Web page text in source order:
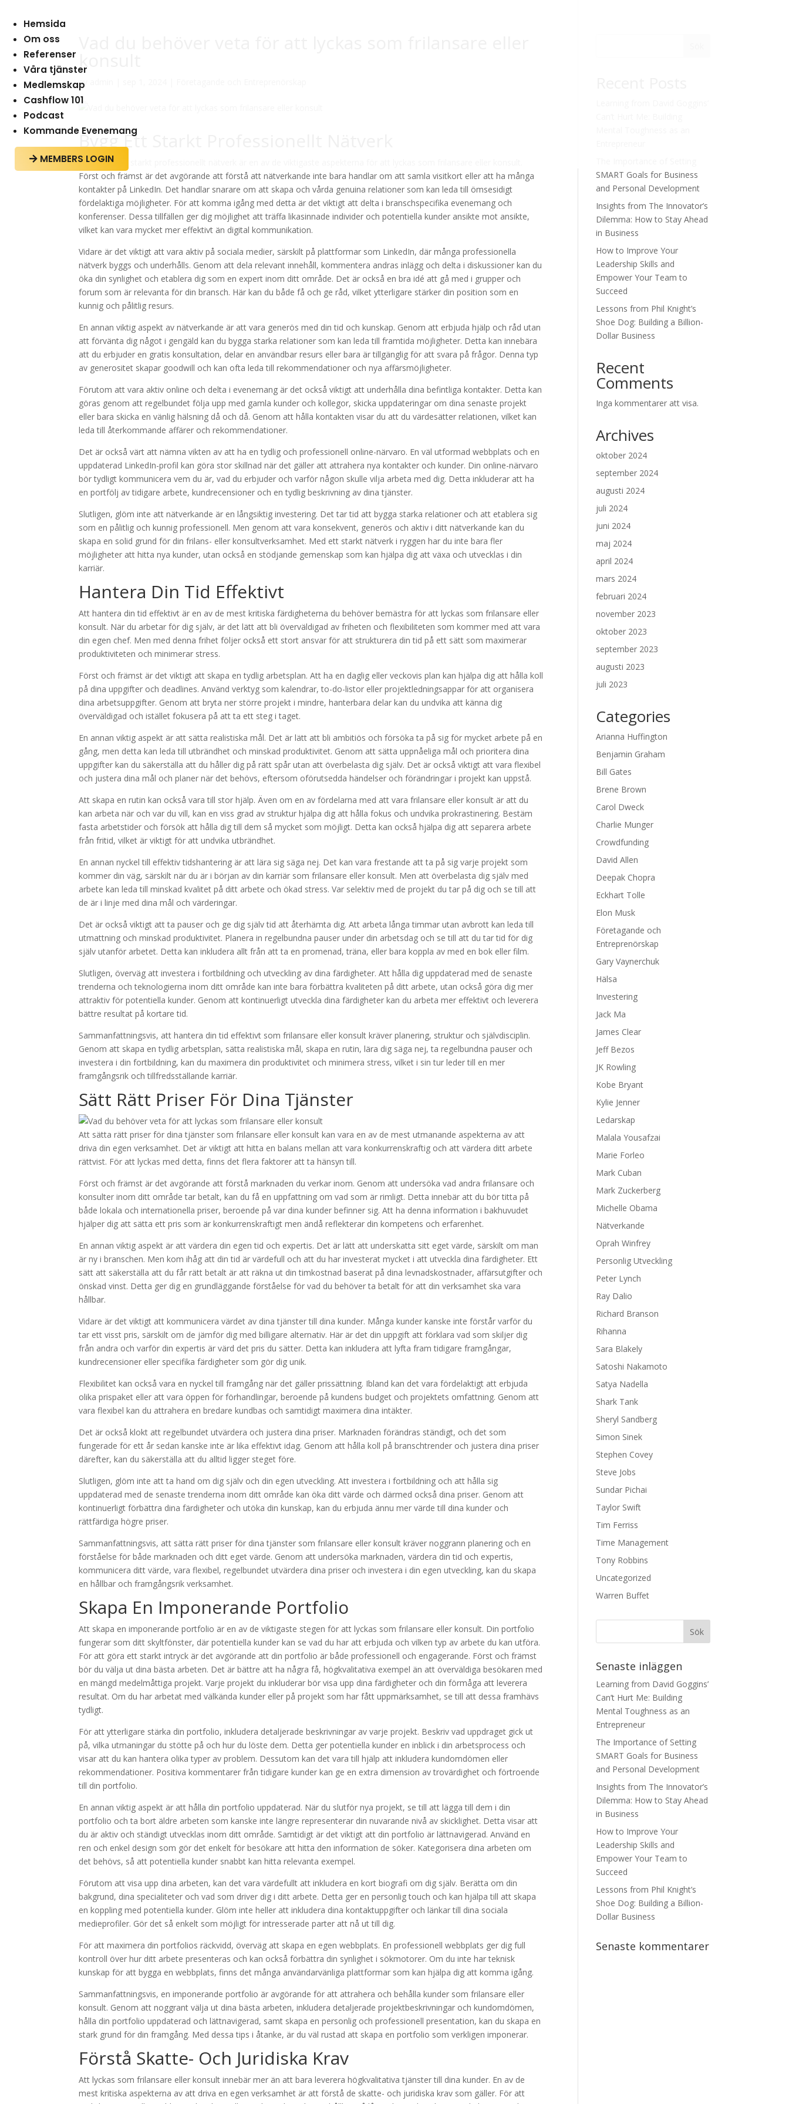
Hemsida
Om oss
Referenser
Våra tjänster
Medlemskap
Cashflow 101
Podcast
Kommande Evenemang
 MEMBERS LOGIN
av
Bygg Ett Starkt Professionellt Nätverk
Att bygga ett starkt professionellt nätverk är en av de viktigaste aspekterna för att lyckas som frilansare eller konsult.
Först och främst är det avgörande att förstå att nätverkande inte bara handlar om att samla visitkort eller att ha många
kontakter på LinkedIn. Det handlar snarare om att skapa och vårda genuina relationer som kan leda till ömsesidigt
fördelaktiga möjligheter. För att komma igång med detta är det viktigt att delta i branschspecifika evenemang och
konferenser. Dessa tillfällen ger dig möjlighet att träffa likasinnade individer och potentiella kunder ansikte mot ansikte,
vilket kan vara mycket mer effektivt än digital kommunikation.
Vidare är det viktigt att vara aktiv på sociala medier, särskilt på plattformar som LinkedIn, där många professionella
nätverk byggs och underhålls. Genom att dela relevant innehåll, kommentera andras inlägg och delta i diskussioner kan du
öka din synlighet och etablera dig som en expert inom ditt område. Det är också en bra idé att gå med i grupper och
forum som är relevanta för din bransch. Här kan du både få och ge råd, vilket ytterligare stärker din position som en
kunnig och pålitlig resurs.
En annan viktig aspekt av nätverkande är att vara generös med din tid och kunskap. Genom att erbjuda hjälp och råd utan
att förvänta dig något i gengäld kan du bygga starka relationer som kan leda till framtida möjligheter. Detta kan innebära
att du erbjuder en gratis konsultation, delar en användbar resurs eller bara är tillgänglig för att svara på frågor. Denna typ
av generositet skapar goodwill och kan ofta leda till rekommendationer och nya affärsmöjligheter.
Förutom att vara aktiv online och delta i evenemang är det också viktigt att underhålla dina befintliga kontakter. Detta kan
göras genom att regelbundet följa upp med gamla kunder och kollegor, skicka uppdateringar om dina senaste projekt
eller bara skicka en vänlig hälsning då och då. Genom att hålla kontakten visar du att du värdesätter relationen, vilket kan
leda till återkommande affärer och rekommendationer.
Det är också värt att nämna vikten av att ha en tydlig och professionell online-närvaro. En väl utformad webbplats och en
uppdaterad LinkedIn-profil kan göra stor skillnad när det gäller att attrahera nya kontakter och kunder. Din online-närvaro
bör tydligt kommunicera vem du är, vad du erbjuder och varför någon skulle vilja arbeta med dig. Detta inkluderar att ha
en portfölj av tidigare arbete, kundrecensioner och en tydlig beskrivning av dina tjänster.
Slutligen, glöm inte att nätverkande är en långsiktig investering. Det tar tid att bygga starka relationer och att etablera sig
som en pålitlig och kunnig professionell. Men genom att vara konsekvent, generös och aktiv i ditt nätverkande kan du
skapa en solid grund för din frilans- eller konsultverksamhet. Med ett starkt nätverk i ryggen har du inte bara fler
möjligheter att hitta nya kunder, utan också en stödjande gemenskap som kan hjälpa dig att växa och utvecklas i din
karriär.
Hantera Din Tid Effektivt
Att hantera din tid effektivt är en av de mest kritiska färdigheterna du behöver bemästra för att lyckas som frilansare eller
konsult. När du arbetar för dig själv, är det lätt att bli överväldigad av friheten och flexibiliteten som kommer med att vara
din egen chef. Men med denna frihet följer också ett stort ansvar för att strukturera din tid på ett sätt som maximerar
produktiviteten och minimerar stress.
Först och främst är det viktigt att skapa en tydlig arbetsplan. Att ha en daglig eller veckovis plan kan hjälpa dig att hålla koll
på dina uppgifter och deadlines. Använd verktyg som kalendrar, to-do-listor eller projektledningsappar för att organisera
dina arbetsuppgifter. Genom att bryta ner större projekt i mindre, hanterbara delar kan du undvika att känna dig
överväldigad och istället fokusera på att ta ett steg i taget.
En annan viktig aspekt är att sätta realistiska mål. Det är lätt att bli ambitiös och försöka ta på sig för mycket arbete på en
gång, men detta kan leda till utbrändhet och minskad produktivitet. Genom att sätta uppnåeliga mål och prioritera dina
uppgifter kan du säkerställa att du håller dig på rätt spår utan att överbelasta dig själv. Det är också viktigt att vara flexibel
och justera dina mål och planer när det behövs, eftersom oförutsedda händelser och förändringar i projekt kan uppstå.
Att skapa en rutin kan också vara till stor hjälp. Även om en av fördelarna med att vara frilansare eller konsult är att du
kan arbeta när och var du vill, kan en viss grad av struktur hjälpa dig att hålla fokus och undvika prokrastinering. Bestäm
fasta arbetstider och försök att hålla dig till dem så mycket som möjligt. Detta kan också hjälpa dig att separera arbete
från fritid, vilket är viktigt för att undvika utbrändhet.
En annan nyckel till effektiv tidshantering är att lära sig säga nej. Det kan vara frestande att ta på sig varje projekt som
kommer din väg, särskilt när du är i början av din karriär som frilansare eller konsult. Men att överbelasta dig själv med
arbete kan leda till minskad kvalitet på ditt arbete och ökad stress. Var selektiv med de projekt du tar på dig och se till att
de är i linje med dina mål och värderingar.
Det är också viktigt att ta pauser och ge dig själv tid att återhämta dig. Att arbeta långa timmar utan avbrott kan leda till
utmattning och minskad produktivitet. Planera in regelbundna pauser under din arbetsdag och se till att du tar tid för dig
själv utanför arbetet. Detta kan inkludera allt från att ta en promenad, träna, eller bara koppla av med en bok eller film.
Slutligen, överväg att investera i fortbildning och utveckling av dina färdigheter. Att hålla dig uppdaterad med de senaste
trenderna och teknologierna inom ditt område kan inte bara förbättra kvaliteten på ditt arbete, utan också göra dig mer
attraktiv för potentiella kunder. Genom att kontinuerligt utveckla dina färdigheter kan du arbeta mer effektivt och leverera
bättre resultat på kortare tid.
Sammanfattningsvis, att hantera din tid effektivt som frilansare eller konsult kräver planering, struktur och självdisciplin.
Genom att skapa en tydlig arbetsplan, sätta realistiska mål, skapa en rutin, lära dig säga nej, ta regelbundna pauser och
investera i din fortbildning, kan du maximera din produktivitet och minimera stress, vilket i sin tur leder till en mer
framgångsrik och tillfredsställande karriär.
Sätt Rätt Priser För Dina Tjänster
Att sätta rätt priser för dina tjänster som frilansare eller konsult kan vara en av de mest utmanande aspekterna av att
driva din egen verksamhet. Det är viktigt att hitta en balans mellan att vara konkurrenskraftig och att värdera ditt arbete
rättvist. För att lyckas med detta, finns det flera faktorer att ta hänsyn till.
Först och främst är det avgörande att förstå marknaden du verkar inom. Genom att undersöka vad andra frilansare och
konsulter inom ditt område tar betalt, kan du få en uppfattning om vad som är rimligt. Detta innebär att du bör titta på
både lokala och internationella priser, beroende på var dina kunder befinner sig. Att ha denna information i bakhuvudet
hjälper dig att sätta ett pris som är konkurrenskraftigt men ändå reflekterar din kompetens och erfarenhet.
En annan viktig aspekt är att värdera din egen tid och expertis. Det är lätt att underskatta sitt eget värde, särskilt om man
är ny i branschen. Men kom ihåg att din tid är värdefull och att du har investerat mycket i att utveckla dina färdigheter. Ett
sätt att säkerställa att du får rätt betalt är att räkna ut din timkostnad baserat på dina levnadskostnader, affärsutgifter och
önskad vinst. Detta ger dig en grundläggande förståelse för vad du behöver ta betalt för att din verksamhet ska vara
hållbar.
Vidare är det viktigt att kommunicera värdet av dina tjänster till dina kunder. Många kunder kanske inte förstår varför du
tar ett visst pris, särskilt om de jämför dig med billigare alternativ. Här är det din uppgift att förklara vad som skiljer dig
från andra och varför din expertis är värd det pris du sätter. Detta kan inkludera att lyfta fram tidigare framgångar,
kundrecensioner eller specifika färdigheter som gör dig unik.
Flexibilitet kan också vara en nyckel till framgång när det gäller prissättning. Ibland kan det vara fördelaktigt att erbjuda
olika prispaket eller att vara öppen för förhandlingar, beroende på kundens budget och projektets omfattning. Genom att
vara flexibel kan du attrahera en bredare kundbas och samtidigt maximera dina intäkter.
Det är också klokt att regelbundet utvärdera och justera dina priser. Marknaden förändras ständigt, och det som
fungerade för ett år sedan kanske inte är lika effektivt idag. Genom att hålla koll på branschtrender och justera dina priser
därefter, kan du säkerställa att du alltid ligger steget före.
Slutligen, glöm inte att ta hand om dig själv och din egen utveckling. Att investera i fortbildning och att hålla sig
uppdaterad med de senaste trenderna inom ditt område kan öka ditt värde och därmed också dina priser. Genom att
kontinuerligt förbättra dina färdigheter och utöka din kunskap, kan du erbjuda ännu mer värde till dina kunder och
rättfärdiga högre priser.
Sammanfattningsvis, att sätta rätt priser för dina tjänster som frilansare eller konsult kräver noggrann planering och en
förståelse för både marknaden och ditt eget värde. Genom att undersöka marknaden, värdera din tid och expertis,
kommunicera ditt värde, vara flexibel, regelbundet utvärdera dina priser och investera i din egen utveckling, kan du skapa
en hållbar och framgångsrik verksamhet.
Skapa En Imponerande Portfolio
Att skapa en imponerande portfolio är en av de viktigaste stegen för att lyckas som frilansare eller konsult. Din portfolio
fungerar som ditt skyltfönster, där potentiella kunder kan se vad du har att erbjuda och vilken typ av arbete du kan utföra.
För att göra ett starkt intryck är det avgörande att din portfolio är både professionell och engagerande. Först och främst
bör du välja ut dina bästa arbeten. Det är bättre att ha några få, högkvalitativa exempel än att överväldiga besökaren med
en mängd medelmåttiga projekt. Varje projekt du inkluderar bör visa upp dina färdigheter och din förmåga att leverera
resultat. Om du har arbetat med välkända kunder eller på projekt som har fått uppmärksamhet, se till att dessa framhävs
tydligt.
För att ytterligare stärka din portfolio, inkludera detaljerade beskrivningar av varje projekt. Beskriv vad uppdraget gick ut
på, vilka utmaningar du stötte på och hur du löste dem. Detta ger potentiella kunder en inblick i din arbetsprocess och
visar att du kan hantera olika typer av problem. Dessutom kan det vara till hjälp att inkludera kundomdömen eller
rekommendationer. Positiva kommentarer från tidigare kunder kan ge en extra dimension av trovärdighet och förtroende
till din portfolio.
En annan viktig aspekt är att hålla din portfolio uppdaterad. När du slutför nya projekt, se till att lägga till dem i din
portfolio och ta bort äldre arbeten som kanske inte längre representerar din nuvarande nivå av skicklighet. Detta visar att
du är aktiv och ständigt utvecklas inom ditt område. Samtidigt är det viktigt att din portfolio är lättnavigerad. Använd en
ren och enkel design som gör det enkelt för besökare att hitta den information de söker. Kategorisera dina arbeten om
det behövs, så att potentiella kunder snabbt kan hitta relevanta exempel.
Förutom att visa upp dina arbeten, kan det vara värdefullt att inkludera en kort biografi om dig själv. Berätta om din
bakgrund, dina specialiteter och vad som driver dig i ditt arbete. Detta ger en personlig touch och kan hjälpa till att skapa
en koppling med potentiella kunder. Glöm inte heller att inkludera dina kontaktuppgifter och länkar till dina sociala
medieprofiler. Gör det så enkelt som möjligt för intresserade parter att nå ut till dig.
För att maximera din portfolios räckvidd, överväg att skapa en egen webbplats. En professionell webbplats ger dig full
kontroll över hur ditt arbete presenteras och kan också förbättra din synlighet i sökmotorer. Om du inte har teknisk
kunskap för att bygga en webbplats, finns det många användarvänliga plattformar som kan hjälpa dig att komma igång.
Sammanfattningsvis, en imponerande portfolio är avgörande för att attrahera och behålla kunder som frilansare eller
konsult. Genom att noggrant välja ut dina bästa arbeten, inkludera detaljerade projektbeskrivningar och kundomdömen,
hålla din portfolio uppdaterad och lättnavigerad, samt skapa en personlig och professionell presentation, kan du skapa en
stark grund för din framgång. Med dessa tips i åtanke, är du väl rustad att skapa en portfolio som verkligen imponerar.
Förstå Skatte- Och Juridiska Krav
Att lyckas som frilansare eller konsult innebär mer än att bara leverera högkvalitativa tjänster till dina kunder. En av de
mest kritiska aspekterna av att driva en egen verksamhet är att förstå de skatte- och juridiska krav som gäller. För att
SMART Goals for Business
and Personal Development
Insights from The Innovator’s
Dilemma: How to Stay Ahead
in Business
How to Improve Your
Leadership Skills and
Empower Your Team to
Succeed
Lessons from Phil Knight’s
Shoe Dog: Building a Billion-
Dollar Business
Recent
Comments
Inga kommentarer att visa.
Archives
oktober 2024
september 2024
augusti 2024
juli 2024
juni 2024
maj 2024
april 2024
mars 2024
februari 2024
november 2023
oktober 2023
september 2023
augusti 2023
juli 2023
Categories
Arianna Huffington
Benjamin Graham
Bill Gates
Brene Brown
Carol Dweck
Charlie Munger
Crowdfunding
David Allen
Deepak Chopra
Eckhart Tolle
Elon Musk
Företagande och
Entreprenörskap
Gary Vaynerchuk
Hälsa
Investering
Jack Ma
James Clear
Jeff Bezos
JK Rowling
Kobe Bryant
Kylie Jenner
Ledarskap
Malala Yousafzai
Marie Forleo
Mark Cuban
Mark Zuckerberg
Michelle Obama
Nätverkande
Oprah Winfrey
Personlig Utveckling
Peter Lynch
Ray Dalio
Richard Branson
Rihanna
Sara Blakely
Satoshi Nakamoto
Satya Nadella
Shark Tank
Sheryl Sandberg
Simon Sinek
Stephen Covey
Steve Jobs
Sundar Pichai
Taylor Swift
Tim Ferriss
Time Management
Tony Robbins
Uncategorized
Warren Buffet
Senaste inläggen
Learning from David Goggins’
Can’t Hurt Me: Building
Mental Toughness as an
Entrepreneur
The Importance of Setting
SMART Goals for Business
and Personal Development
Insights from The Innovator’s
Dilemma: How to Stay Ahead
in Business
How to Improve Your
Leadership Skills and
Empower Your Team to
Succeed
Lessons from Phil Knight’s
Shoe Dog: Building a Billion-
Dollar Business
Senaste kommentarer